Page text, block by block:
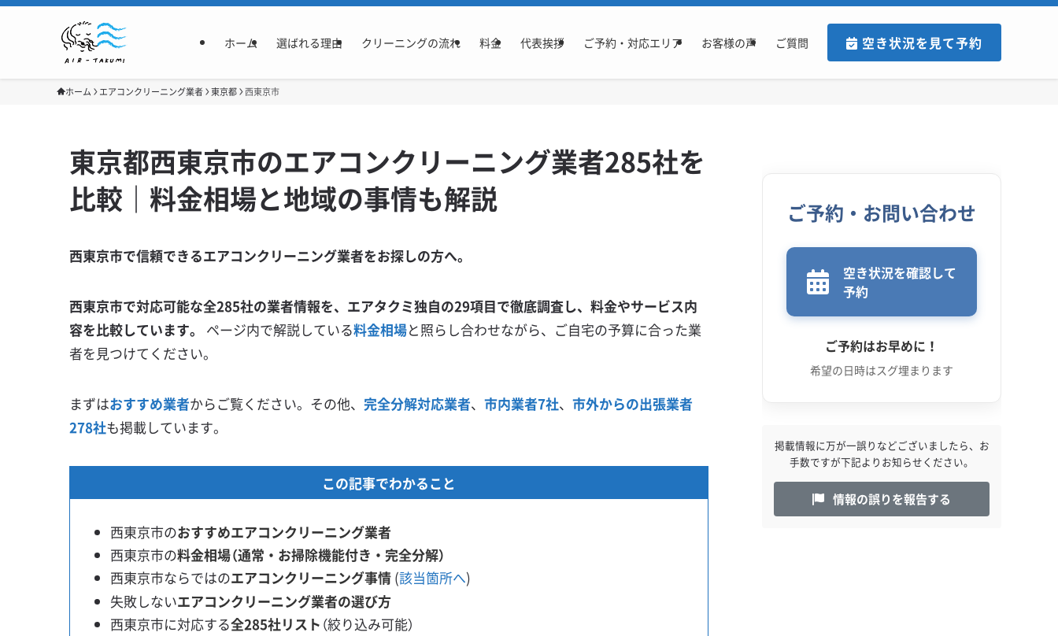
ホーム 選ばれる理由 クリーニングの流れ 料金 代表挨拶 ご予約・対応エリア お客様の声 ご質問 空き状況を見て予約
ホーム エアコンクリーニング業者 東京都 西東京市
東京都西東京市のエアコンクリーニング業者285社を
比較｜料金相場と地域の事情も解説
西東京市で信頼できるエアコンクリーニング業者をお探しの方へ。
西東京市で対応可能な全285社の業者情報を、エアタクミ独自の29項目で徹底調査し、料金やサービス内
容を比較しています。
ページ内で解説している料金相場と照らし合わせながら、ご自宅の予算に合った業
者を見つけてください。
まずはおすすめ業者からご覧ください。その他、 完全分解対応業者、 市内業者7社、 市外からの出張業者
278社も掲載しています。
この記事でわかること
西東京市のおすすめエアコンクリーニング業者
西東京市の料金相場（通常・お掃除機能付き・完全分解）
西東京市ならではのエアコンクリーニング事情 (該当箇所へ)
失敗しないエアコンクリーニング業者の選び方
西東京市に対応する全285社リスト （絞り込み可能）
ご予約・お問い合わせ
空き状況を確認して
予約
ご予約はお早めに！
希望の日時はスグ埋まります
掲載情報に万が一誤りなどございましたら、お
手数ですが下記よりお知らせください。
情報の誤りを報告する